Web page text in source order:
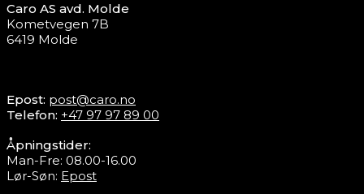
Caro AS avd. Molde
Kometvegen 7B
6419 Molde
Epost: post@caro.no
Telefon: +47 97 97 89 00
Åpningstider:
Man-Fre: 08.00-16.00
Lør-Søn: Epost